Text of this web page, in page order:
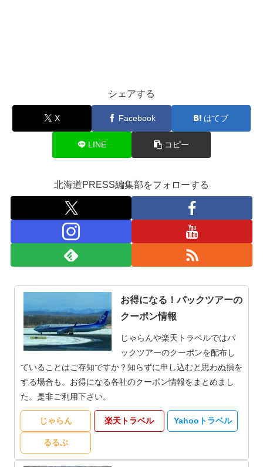
シェアする
X Facebook はてブ
LINE コピー
北海道PRESS編集部をフォローする
お得になる！パックツアーの
クーポン情報
じゃらんや楽天トラベルではパ
ックツアーのクーポンを配布し
ていることはご存知ですか？知らずに申し込むと思わぬ損を
する場合も。お得になる各社のクーポン情報をまとめまし
た。是非ご利用下さい。
じゃらん 楽天トラベル Yahooトラベル
るるぶ